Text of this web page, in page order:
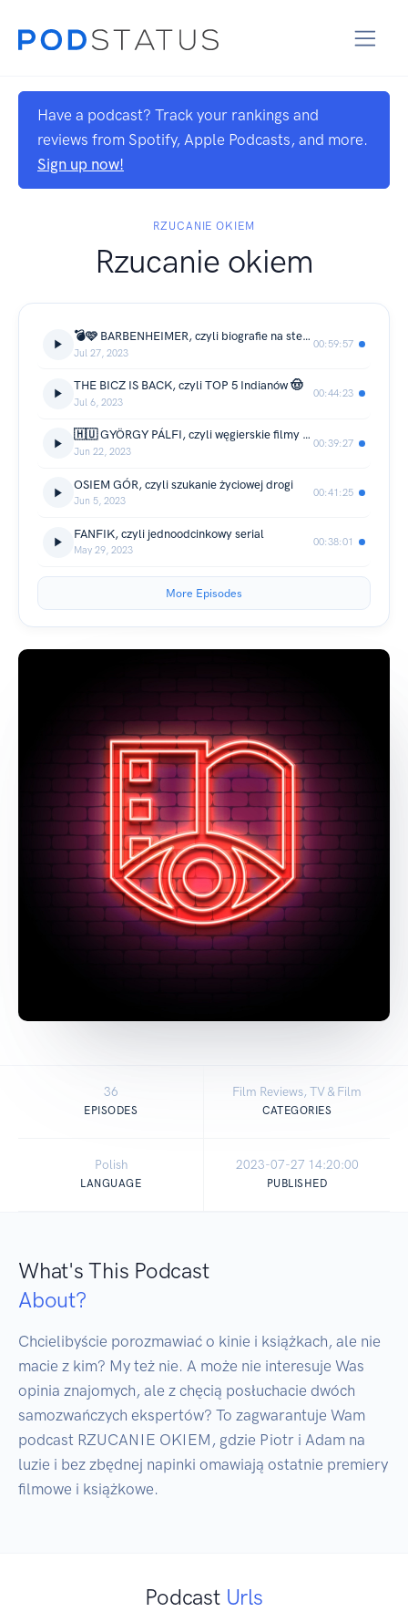
Have a podcast? Track your rankings and
reviews from Spotify, Apple Podcasts, and more.
Sign up now!
RZUCANIE OKIEM
Rzucanie okiem
💣🩷 BARBENHEIMER, czyli biografie na sterydach
Jul 27, 2023
00:59:57
THE BICZ IS BACK, czyli TOP 5 Indianów 🤠
Jul 6, 2023
00:44:23
🇭🇺 GYÖRGY PÁLFI, czyli węgierskie filmy o Polsce i Polakach
Jun 22, 2023
00:39:27
OSIEM GÓR, czyli szukanie życiowej drogi
Jun 5, 2023
00:41:25
FANFIK, czyli jednoodcinkowy serial
May 29, 2023
00:38:01
More Episodes
36
EPISODES
Film Reviews, TV & Film
CATEGORIES
Polish
LANGUAGE
2023-07-27 14:20:00
PUBLISHED
What's This Podcast
About?
Chcielibyście porozmawiać o kinie i książkach, ale nie
macie z kim? My też nie. A może nie interesuje Was
opinia znajomych, ale z chęcią posłuchacie dwóch
samozwańczych ekspertów? To zagwarantuje Wam
podcast RZUCANIE OKIEM, gdzie Piotr i Adam na
luzie i bez zbędnej napinki omawiają ostatnie premiery
Podcast Urls